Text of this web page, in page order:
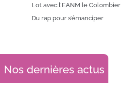
Lot avec l’EANM le Colombier
Du rap pour s’émanciper
Nos dernières actus